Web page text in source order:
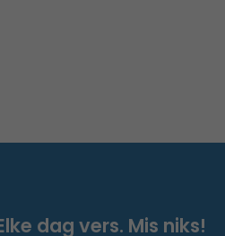
dag vers. Mis niks!